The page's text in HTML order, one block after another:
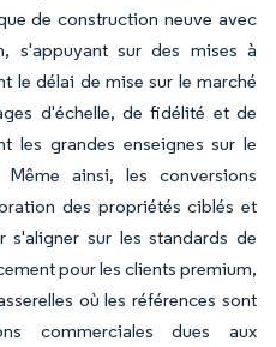
de construction neuve avec
s'appuyant sur des mises à
le délai de mise sur le marché
d'échelle, de fidélité et de
les grandes enseignes sur le
ainsi, les conversions
des propriétés ciblés et
s'aligner sur les standards de
pour les clients premium,
où les références sont
commerciales dues aux